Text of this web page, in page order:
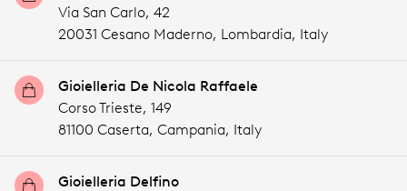
Via San Carlo, 42
20031 Cesano Maderno, Lombardia, Italy
Gioielleria De Nicola Raffaele
Corso Trieste, 149
81100 Caserta, Campania, Italy
Gioielleria Delfino